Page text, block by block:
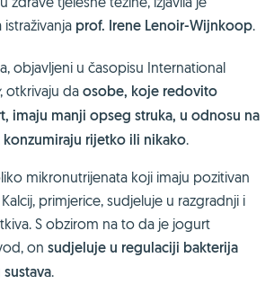
prof. Irene Lenoir-Wijnkoop.
objavljeni u časopisu International
, otkrivaju da osobe, koje redovito
imaju manji opseg struka, u odnosu na
rijetko ili nikako.
mikronutrijenata koji imaju pozitivan
primjerice, sudjeluje u razgradnji i
S obzirom na to da je jogurt
on sudjeluje u regulaciji bakterija
.